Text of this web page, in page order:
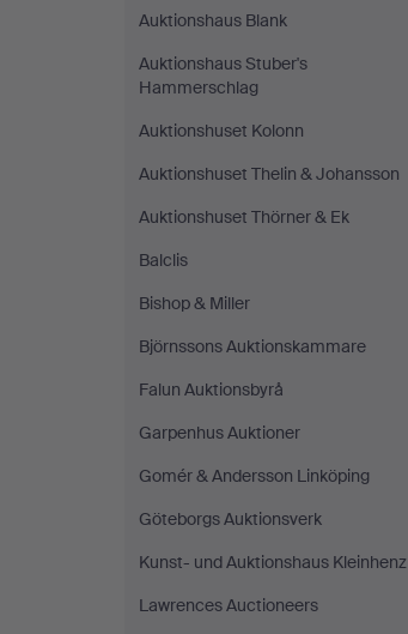
Auktionshaus Blank
Auktionshaus Stuber's
Hammerschlag
Auktionshuset Kolonn
Auktionshuset Thelin & Johansson
Auktionshuset Thörner & Ek
Balclis
Bishop & Miller
Björnssons Auktionskammare
Falun Auktionsbyrå
Garpenhus Auktioner
Gomér & Andersson Linköping
Göteborgs Auktionsverk
Kunst- und Auktionshaus Kleinhenz
Lawrences Auctioneers